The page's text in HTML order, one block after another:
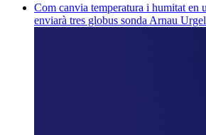
Com canvia temperatura i humitat en
enviarà tres globus sonda Arnau